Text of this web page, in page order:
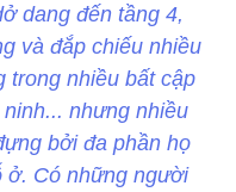
dang đến tầng 4,
và đắp chiếu nhiều
trong nhiều bất cập
nhưng nhiều
bởi đa phần họ
ở. Có những người